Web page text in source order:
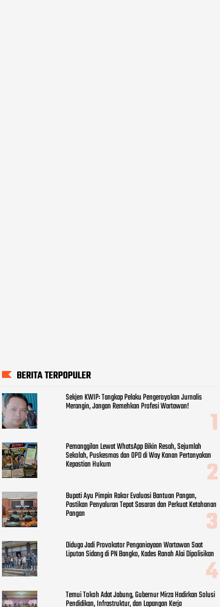
BERITA TERPOPULER
Sekjen KWIP: Tangkap Pelaku Pengeroyokan Jurnalis
Merangin, Jangan Remehkan Profesi Wartawan!
Pemanggilan Lewat WhatsApp Bikin Resah, Sejumlah
Sekolah, Puskesmas dan OPD di Way Kanan Pertanyakan
Kepastian Hukum
Bupati Ayu Pimpin Rakor Evaluasi Bantuan Pangan,
Pastikan Penyaluran Tepat Sasaran dan Perkuat Ketahanan
Pangan
Diduga Jadi Provokator Penganiayaan Wartawan Saat
Liputan Sidang di PN Bangko, Kades Ranah Alai Dipolisikan
Temui Tokoh Adat Jabung, Gubernur Mirza Hadirkan Solusi
Pendidikan, Infrastruktur, dan Lapangan Kerja